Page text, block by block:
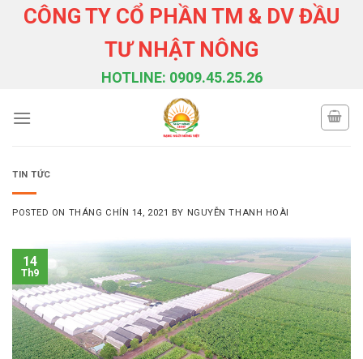
SkipCÔNG TY CỔ PHẦN TM & DV ĐẦU
TƯ NHẬT NÔNG
HOTLINE: 0909.45.25.26
TIN TỨC
POSTED ON THÁNG CHÍN 14, 2021 BY NGUYỄN THANH HOÀI
14
Th9